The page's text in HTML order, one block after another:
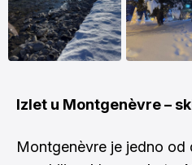
Izlet u Montgenèvre –
Montgenèvre je jedno od